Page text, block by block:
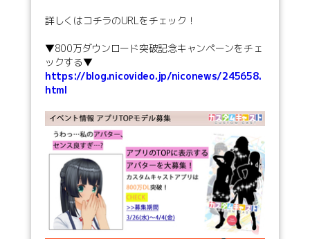
詳しくはコチラのURLをチェック！
▼800万ダウンロード突破記念キャンペーンをチェ
ックする▼
https://blog.nicovideo.jp/niconews/245658.
html